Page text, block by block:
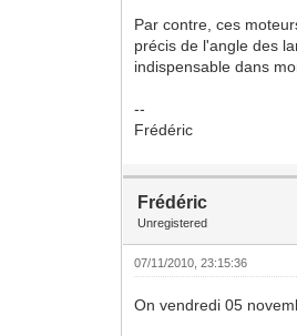
Par contre, ces
précis de l'angle des
indispensable dans
--
Frédéric
Frédéric
Unregistered
07/11/2010, 23:15:36
On vendredi 05